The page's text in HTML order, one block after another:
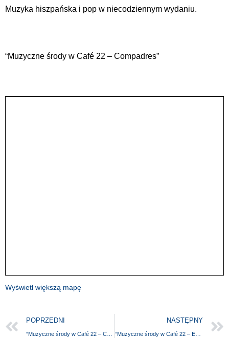
Muzyka hiszpańska i pop w niecodziennym wydaniu.
“Muzyczne środy w Café 22 – Compadres”
Wyświetl większą mapę
POPRZEDNI NASTĘPNY
“Muzyczne środy w Café 22 – Eva Sand & Alex Marek”